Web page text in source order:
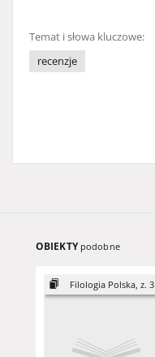
Temat i słowa kluczowe:
recenzje
OBIEKTY podobne
Filologia Polska, z. 3